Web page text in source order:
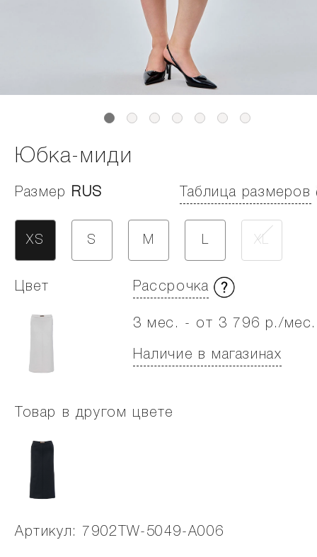
Юбка-миди
Размер RUS Таблица размеров
XS S M XL
Цвет Рассрочка
3 мес. - от 3 796 р./мес.
Наличие в магазинах
Товар в другом цвете
Артикул: 7902TW-5049-A006